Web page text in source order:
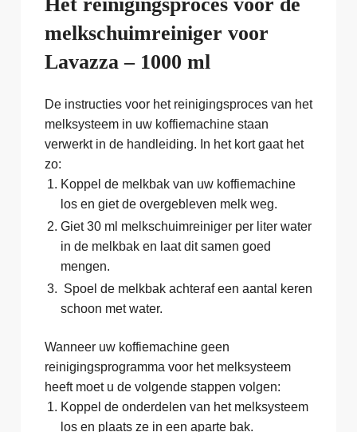
Het reinigingsproces voor de
melkschuimreiniger voor
Lavazza – 1000 ml
De instructies voor het reinigingsproces van het
melksysteem in uw koffiemachine staan
verwerkt in de handleiding. In het kort gaat het
zo:
Koppel de melkbak van uw koffiemachine
los en giet de overgebleven melk weg.
Giet 30 ml melkschuimreiniger per liter water
in de melkbak en laat dit samen goed
mengen.
Spoel de melkbak achteraf een aantal keren
schoon met water.
Wanneer uw koffiemachine geen
reinigingsprogramma voor het melksysteem
heeft moet u de volgende stappen volgen:
Koppel de onderdelen van het melksysteem
los en plaats ze in een aparte bak.